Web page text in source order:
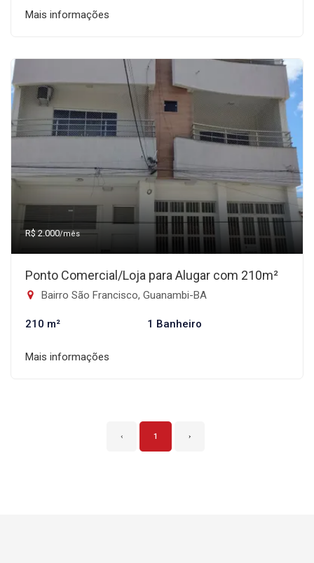
Mais informações
R$ 2.000/mês
Ponto Comercial/Loja para Alugar com 210m²
Bairro São Francisco, Guanambi-BA
210 m² 1 Banheiro
Mais informações
‹ 1 ›